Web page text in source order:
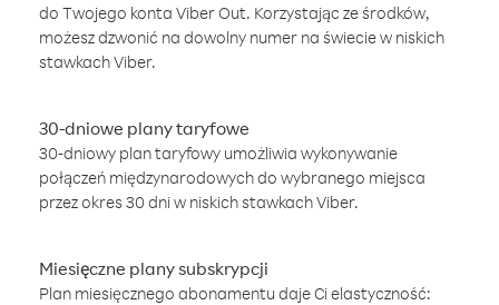
do Twojego konta Viber Out. Korzystając ze środków,
możesz dzwonić na dowolny numer na świecie w niskich
stawkach Viber.
30-dniowe plany taryfowe
30-dniowy plan taryfowy umożliwia wykonywanie
połączeń międzynarodowych do wybranego miejsca
przez okres 30 dni w niskich stawkach Viber.
Miesięczne plany subskrypcji
Plan miesięcznego abonamentu daje Ci elastyczność: